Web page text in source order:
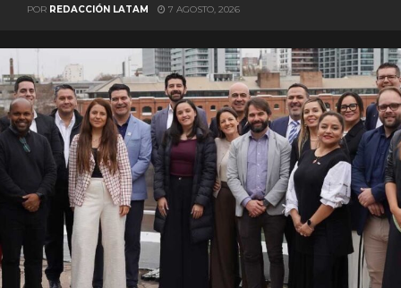
POR REDACCIÓN LATAM 7 AGOSTO, 2026